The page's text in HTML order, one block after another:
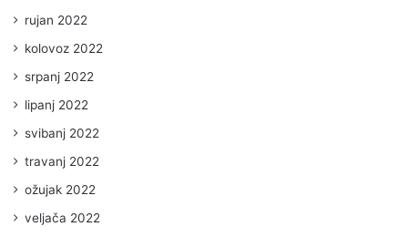
rujan 2022
kolovoz 2022
srpanj 2022
lipanj 2022
svibanj 2022
travanj 2022
ožujak 2022
veljača 2022